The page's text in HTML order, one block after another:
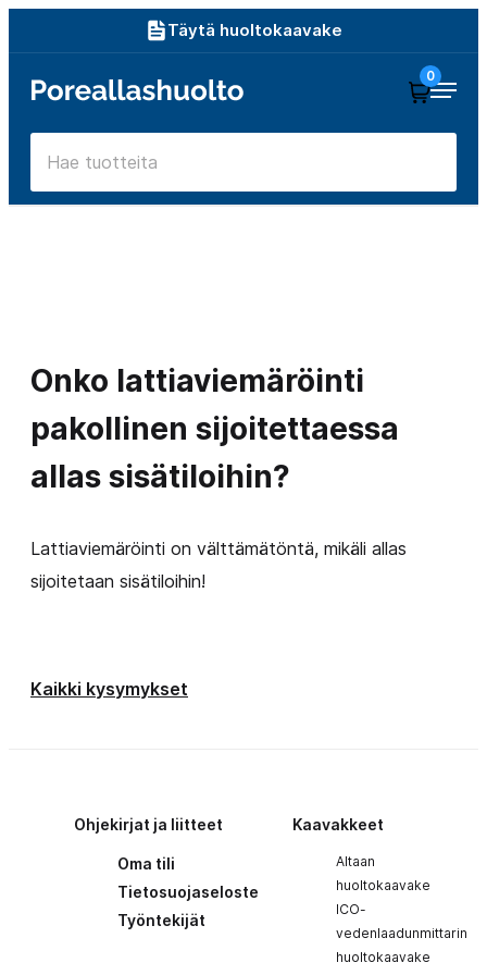
sisältöön
Täytä huoltokaavake
Poreallashuolto
0
Onko lattiaviemäröinti
pakollinen sijoitettaessa
allas sisätiloihin?
Lattiaviemäröinti on välttämätöntä, mikäli allas
sijoitetaan sisätiloihin!
Kaikki kysymykset
Ohjekirjat ja liitteet
Oma tili
Tietosuojaseloste
Työntekijät
Kaavakkeet
Altaan
huoltokaavake
ICO-
vedenlaadunmittarin
huoltokaavake